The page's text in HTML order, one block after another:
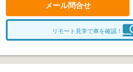
メール問合せ
リモート見学で車を確認！